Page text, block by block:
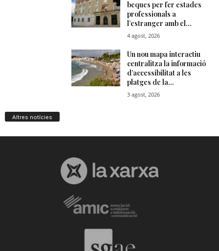
Altres notícies